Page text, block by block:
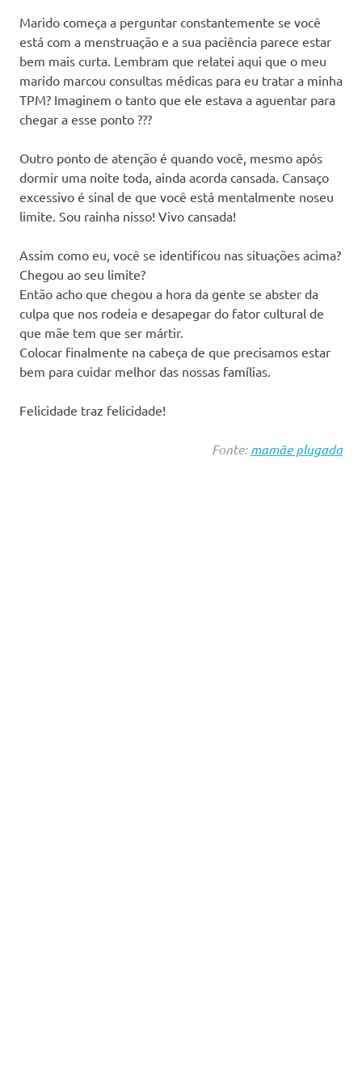
Marido começa a perguntar constantemente se você
está com a menstruação e a sua paciência parece estar
bem mais curta. Lembram que relatei aqui que o meu
marido marcou consultas médicas para eu tratar a minha
TPM? Imaginem o tanto que ele estava a aguentar para
chegar a esse ponto ???
Outro ponto de atenção é quando você, mesmo após
dormir uma noite toda, ainda acorda cansada. Cansaço
excessivo é sinal de que você está mentalmente noseu
limite. Sou rainha nisso! Vivo cansada!
Assim como eu, você se identificou nas situações acima?
Chegou ao seu limite?
Então acho que chegou a hora da gente se abster da
culpa que nos rodeia e desapegar do fator cultural de
que mãe tem que ser mártir.
Colocar finalmente na cabeça de que precisamos estar
bem para cuidar melhor das nossas famílias.
Felicidade traz felicidade!
Fonte:mamãe plugada